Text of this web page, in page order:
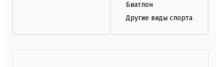
Биатлон
Другие виды спорта